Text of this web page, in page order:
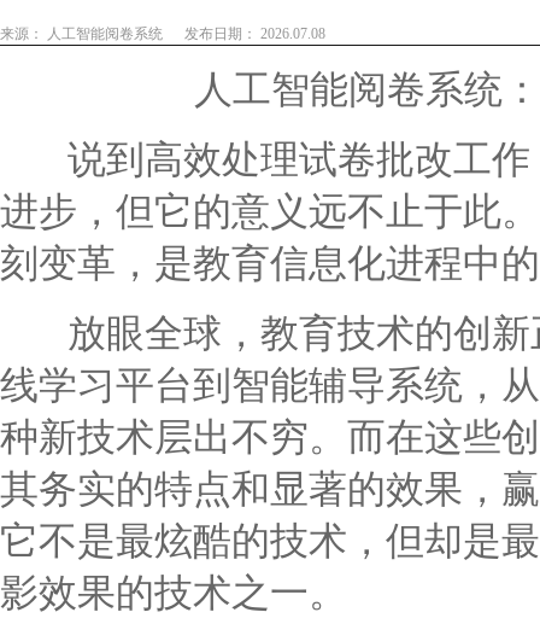
来源： 人工智能阅卷系统 发布日期： 2026.07.08
人工智能阅卷系统
说到高效处理试卷批改工作
进步，但它的意义远不止于此
刻变革，是教育信息化进程中
放眼全球，教育技术的创新
线学习平台到智能辅导系统，
种新技术层出不穷。而在这些
其务实的特点和显著的效果，
它不是最炫酷的技术，但却是
影效果的技术之一。